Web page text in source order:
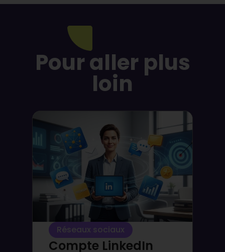
Pour aller plus
loin
Réseaux sociaux
Compte LinkedIn